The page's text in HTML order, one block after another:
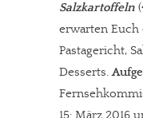
Salzkartoffeln
erwarten Euch
Pastagericht,
Desserts.
15: März 2016